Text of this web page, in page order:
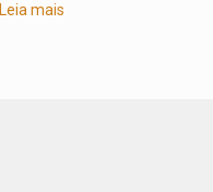
Leia mais